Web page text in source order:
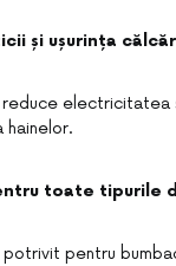
și ușurința
reduce electricitatea
hainelor.
toate tipurile
potrivit pentru